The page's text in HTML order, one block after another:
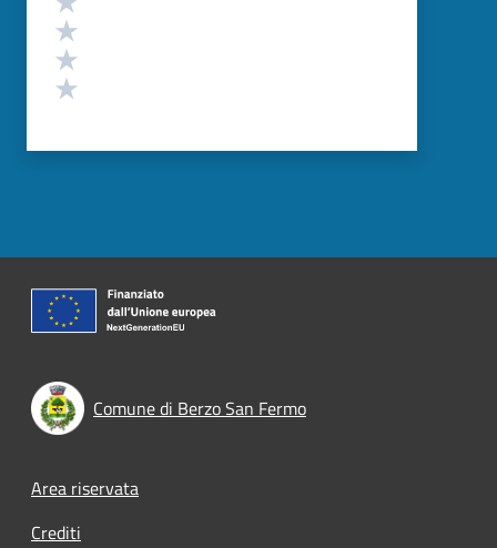
Comune di Berzo San Fermo
Footer menu
Area riservata
Crediti